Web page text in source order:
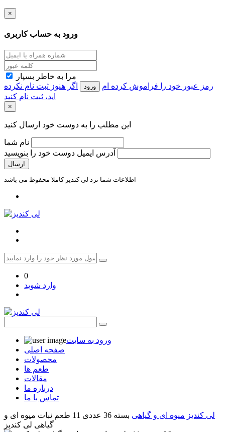
×
ورود به حساب کاربری
مرا به خاطر بسپار
رمز عبور خود را فراموش کرده ام
ورود
اگر هنوز ثبت نام نکرده
اید، ثبت نام کنید
×
این مطلب را به دوست خود ارسال کنید
نام شما
آدرس ایمیل دوست خود را بنویسید
اطلاعات شما نزد لی کندیز کاملا محفوظ می باشد
0
وارد شوید
ورود به سایت
صفحه اصلی
محصولات
طعم ها
مقالات
درباره ما
تماس با ما
لی کندیز میوه ای و گیاهی
بسته 36 عددی 11 طعم نبات میوه ای و
گیاهی لی کندیز